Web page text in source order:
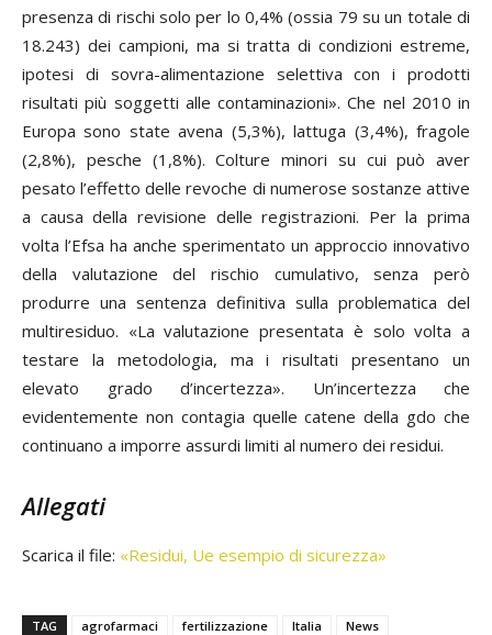
presenza di rischi solo per lo 0,4% (ossia 79 su un totale di
18.243) dei campioni, ma si tratta di condizioni estreme,
ipotesi di sovra-alimentazione selettiva con i prodotti
risultati più soggetti alle contaminazioni». Che nel 2010 in
Europa sono state avena (5,3%), lattuga (3,4%), fragole
(2,8%), pesche (1,8%). Colture minori su cui può aver
pesato l’effetto delle revoche di numerose sostanze attive
a causa della revisione delle registrazioni. Per la prima
volta l’Efsa ha anche sperimentato un approccio innovativo
della valutazione del rischio cumulativo, senza però
produrre una sentenza definitiva sulla problematica del
multiresiduo. «La valutazione presentata è solo volta a
testare la metodologia, ma i risultati presentano un
elevato grado d’incertezza». Un’incertezza che
evidentemente non contagia quelle catene della gdo che
continuano a imporre assurdi limiti al numero dei residui.
Allegati
Scarica il file: «Residui, Ue esempio di sicurezza»
TAG agrofarmaci fertilizzazione Italia News